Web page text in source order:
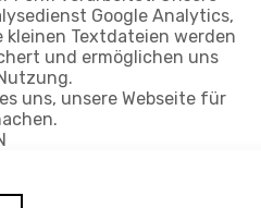
Google Analytics,
kleinen Textdateien werden
und ermöglichen uns
uns, unsere Webseite für